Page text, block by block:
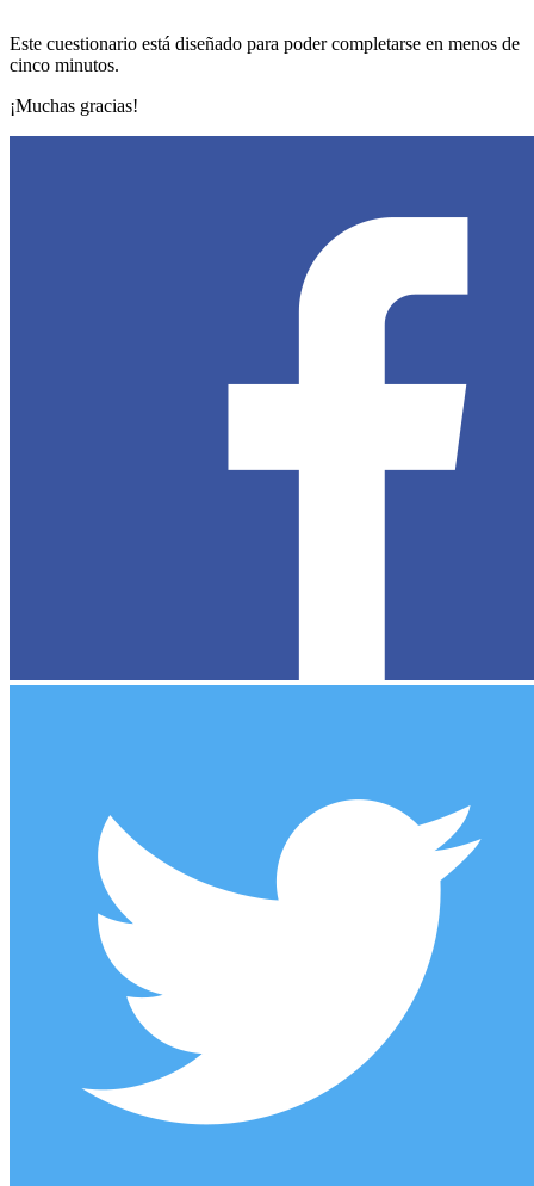
Este cuestionario está diseñado para poder completarse en menos de
cinco minutos.
¡Muchas gracias!